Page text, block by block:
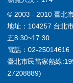
© 2003 - 2010 臺北
地址：104257 台北
五8:30~17:30
電話：02-
臺北市民當家熱線
27208889)